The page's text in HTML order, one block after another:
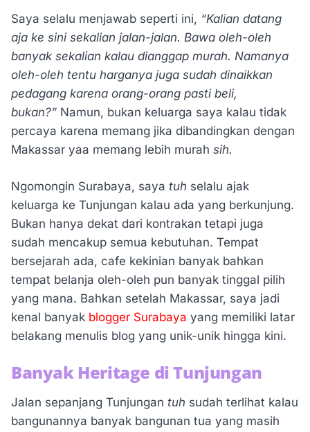
Saya selalu menjawab seperti ini, “Kalian datang
aja ke sini sekalian jalan-jalan. Bawa oleh-oleh
banyak sekalian kalau dianggap murah. Namanya
oleh-oleh tentu harganya juga sudah dinaikkan
pedagang karena orang-orang pasti beli,
bukan?” Namun, bukan keluarga saya kalau tidak
percaya karena memang jika dibandingkan dengan
Makassar yaa memang lebih murah sih.
Ngomongin Surabaya, saya tuh selalu ajak
keluarga ke Tunjungan kalau ada yang berkunjung.
Bukan hanya dekat dari kontrakan tetapi juga
sudah mencakup semua kebutuhan. Tempat
bersejarah ada, cafe kekinian banyak bahkan
tempat belanja oleh-oleh pun banyak tinggal pilih
yang mana. Bahkan setelah Makassar, saya jadi
kenal banyak blogger Surabaya yang memiliki latar
belakang menulis blog yang unik-unik hingga kini.
Banyak Heritage di Tunjungan
Jalan sepanjang Tunjungan tuh sudah terlihat kalau
bangunannya banyak bangunan tua yang masih